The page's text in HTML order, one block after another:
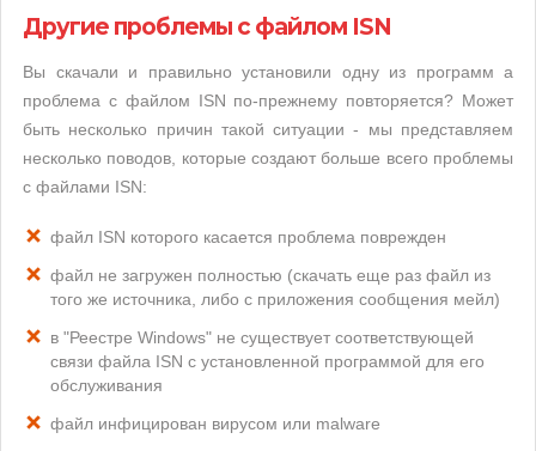
Другие проблемы с файлом ISN
Вы скачали и правильно установили одну из программ а
проблема с файлом ISN по-прежнему повторяется? Может
быть несколько причин такой ситуации - мы представляем
несколько поводов, которые создают больше всего проблемы
с файлами ISN:
файл ISN которого касается проблема поврежден
файл не загружен полностью (скачать еще раз файл из
того же источника, либо с приложения сообщения мейл)
в "Реестре Windows" не существует соответствующей
связи файла ISN с установленной программой для его
обслуживания
файл инфицирован вирусом или malware